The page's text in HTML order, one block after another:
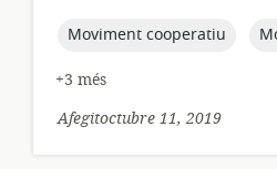
publicació:
topic:
Moviment cooperatiu
+3 més
Afegitoctubre 11, 2019